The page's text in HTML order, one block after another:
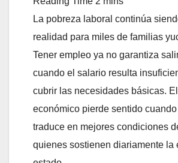
La pobreza laboral continúa
realidad para miles de familias
Tener empleo ya no garantiza
cuando el salario resulta
cubrir las necesidades básicas.
económico pierde sentido
traduce en mejores condiciones
quienes sostienen diariamente la